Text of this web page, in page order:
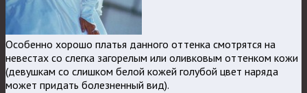
Особенно хорошо платья данного оттенка смотрятся на
невестах со слегка загорелым или оливковым оттенком кожи
(девушкам со слишком белой кожей голубой цвет наряда
может придать болезненный вид).